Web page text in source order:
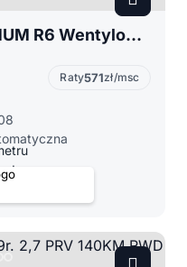
Volvo V70 III 3.2 SUMMUM R6 Wentylowane fotele Navi
Raty571zł/msc